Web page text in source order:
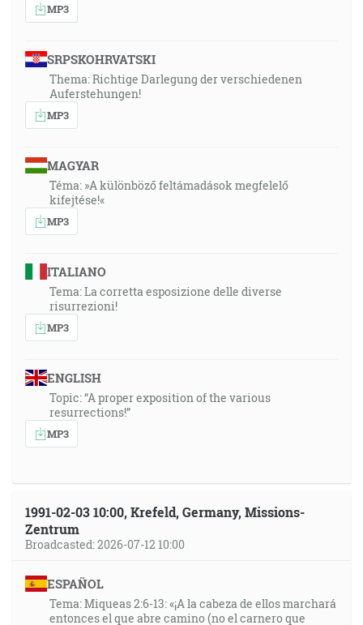
MP3
SRPSKOHRVATSKI
Thema: Richtige Darlegung der verschiedenen
Auferstehungen!
MP3
MAGYAR
Téma: »A különböző feltámadások megfelelő
kifejtése!«
MP3
ITALIANO
Tema: La corretta esposizione delle diverse
risurrezioni!
MP3
ENGLISH
Topic: “A proper exposition of the various
resurrections!”
MP3
1991-02-03 10:00, Krefeld, Germany, Missions-
Zentrum
Broadcasted: 2026-07-12 10:00
ESPAÑOL
Tema: Miqueas 2:6-13: «¡A la cabeza de ellos marchará
entonces el que abre camino (no el carnero que